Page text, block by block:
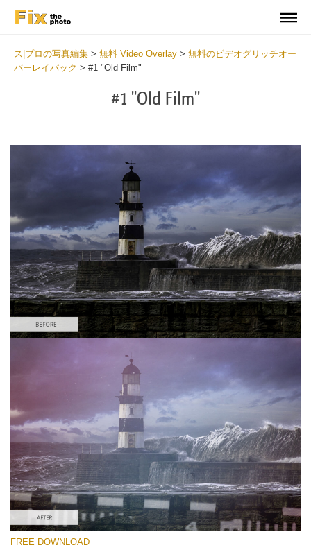
ス|プロの写真編集 > 無料 Video Overlay > 無料のビデオグリッチオー
バーレイパック > #1 "Old Film"
#1 "Old Film"
選んでください
Free Glitch Overlay #1
Glitch Effect
無料ダウンロード
FREE DOWNLOAD